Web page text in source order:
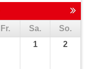
Fr. Sa.
So.
1
2